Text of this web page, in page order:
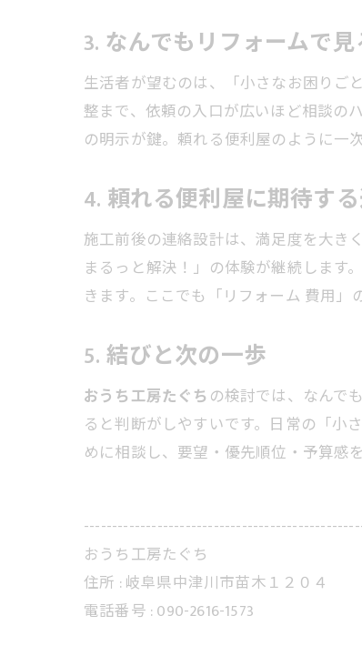
3. なんでもリフォームで見
生活者が望むのは、「小さなお困りご
整まで、依頼の入口が広いほど相談の
の明示が鍵。頼れる便利屋のように一
4. 頼れる便利屋に期待す
施工前後の連絡設計は、満足度を大き
まるっと解決！」の体験が継続します
きます。ここでも「リフォーム 費用」
5. 結びと次の一歩
おうち工房たぐち の検討では、なんで
ると判断がしやすいです。日常の「小
めに相談し、要望・優先順位・予算感
おうち工房たぐち
住所 : 岐阜県中津川市苗木１２０４
電話番号 : 090-2616-1573